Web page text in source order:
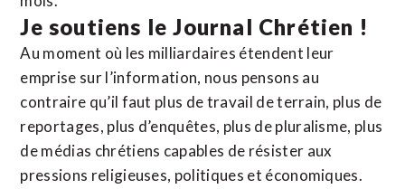
Je soutiens le Journal Chrétien !
Au moment où les milliardaires étendent leur
emprise sur l’information, nous pensons au
contraire qu’il faut plus de travail de terrain, plus de
reportages, plus d’enquêtes, plus de pluralisme, plus
de médias chrétiens capables de résister aux
pressions religieuses, politiques et économiques.